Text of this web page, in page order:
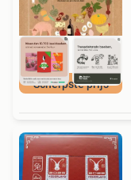
Scherpste prijs